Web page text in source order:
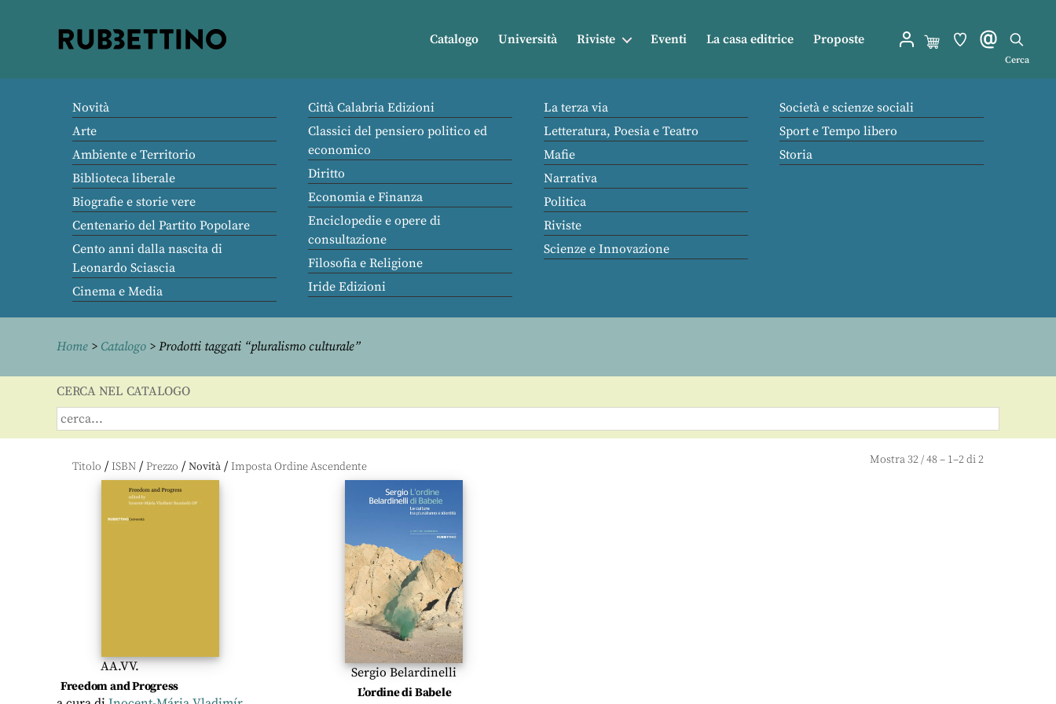
Catalogo Università Riviste Eventi La casa editrice Proposte
Cerca
Novità
Arte
Ambiente e Territorio
Biblioteca liberale
Biografie e storie vere
Centenario del Partito Popolare
Cento anni dalla nascita di
Leonardo Sciascia
Cinema e Media
Città Calabria Edizioni
Classici del pensiero politico ed
economico
Diritto
Economia e Finanza
Enciclopedie e opere di
consultazione
Filosofia e Religione
Iride Edizioni
La terza via
Letteratura, Poesia e Teatro
Mafie
Narrativa
Politica
Riviste
Scienze e Innovazione
Società e scienze sociali
Sport e Tempo libero
Storia
Home > Catalogo > Prodotti taggati “pluralismo culturale”
CERCA NEL CATALOGO
Titolo / ISBN / Prezzo / Novità / Mostra32/48– 1–2 di 2
AA.VV.
Freedom and Progress
Sergio Belardinelli
L’ordine di Babele